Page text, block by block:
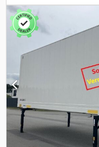
aukštis:2 625 mm, krovinio
2 550 mm